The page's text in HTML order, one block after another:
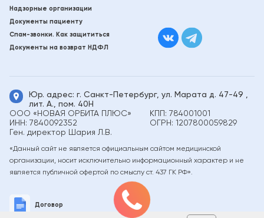
Надзорные организации
Документы пациенту
Спам-звонки. Как защититься
Документы на возврат НДФЛ
Юр. адрес: г. Санкт-Петербург, ул. Марата д. 47-49
лит. А., пом. 40Н
ООО «НОВАЯ ОРБИТА ПЛЮС»
ИНН: 7840092352
КПП: 784001001
ОГРН: 1207800059829
Ген. директор Шария Л.В.
«Данный сайт не является официальным сайтом медицинской
организации, носит исключительно информационный характер и не
является публичной офертой по смыслу ст. 437 ГК РФ».
Договор